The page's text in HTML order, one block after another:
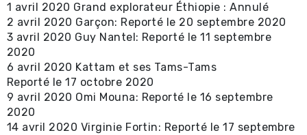
1 avril 2020 Grand explorateur Éthiopie : Annulé
2 avril 2020 Garçon: Reporté le 20 septembre 2020
3 avril 2020 Guy Nantel: Reporté le 11 septembre
2020
6 avril 2020 Kattam et ses Tams-Tams
Reporté le 17 octobre 2020
9 avril 2020 Omi Mouna: Reporté le 16 septembre
2020
14 avril 2020 Virginie Fortin: Reporté le 17 septembre